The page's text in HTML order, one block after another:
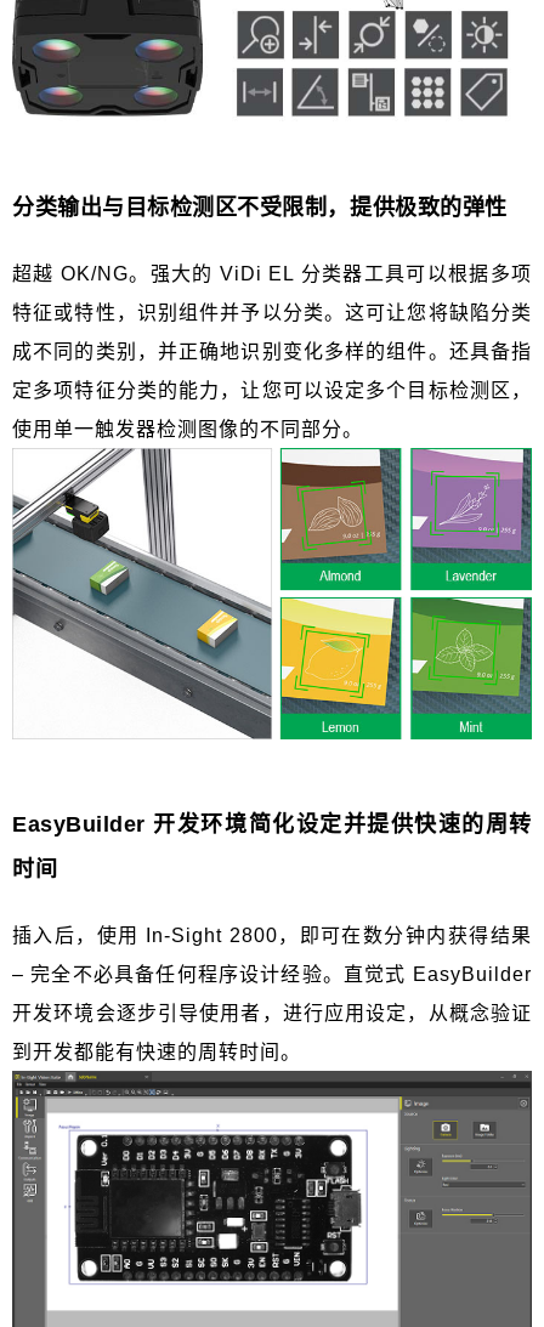
分类输出与目标检测区不受限制，提供极致的弹性
超越 OK/NG。强大的 ViDi EL 分类器工具可以根据多项
特征或特性，识别组件并予以分类。这可让您将缺陷分类
成不同的类别，并正确地识别变化多样的组件。还具备指
定多项特征分类的能力，让您可以设定多个目标检测区，
使用单一触发器检测图像的不同部分。
EasyBuilder 开发环境简化设定并提供快速的周转
时间
插入后，使用 In-Sight 2800，即可在数分钟内获得结果
–完全不必具备任何程序设计经验。直觉式 EasyBuilder
开发环境会逐步引导使用者，进行应用设定，从概念验证
到开发都能有快速的周转时间。